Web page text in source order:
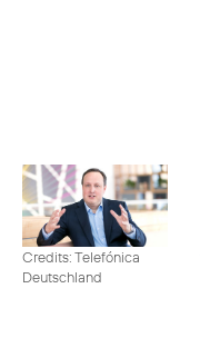
Credits: Telefónica
Deutschland